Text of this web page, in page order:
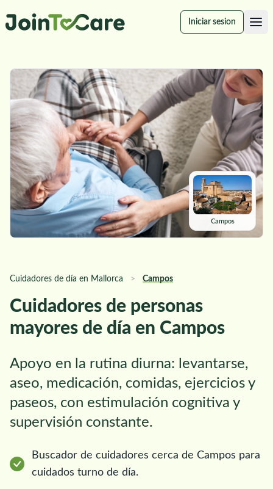
Iniciar sesion
Cuidadores de día en Mallorca > Campos
Cuidadores de personas
mayores de día en Campos
Apoyo en la rutina diurna: levantarse,
aseo, medicación, comidas, ejercicios y
paseos, con estimulación cognitiva y
supervisión constante.
Buscador de cuidadores cerca de Campos para
cuidados turno de día.
Campos